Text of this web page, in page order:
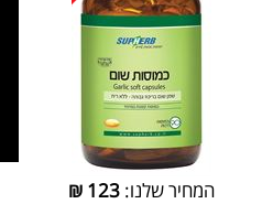
המחיר שלנו: 123
₪